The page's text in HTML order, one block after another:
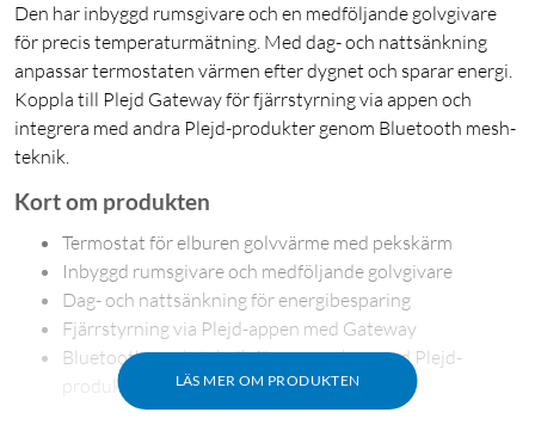
Den har inbyggd rumsgivare och en medföljande golvgivare
för precis temperaturmätning. Med dag- och nattsänkning
anpassar termostaten värmen efter dygnet och sparar energi.
Koppla till Plejd Gateway för fjärrstyrning via appen och
integrera med andra Plejd-produkter genom Bluetooth mesh-
teknik.
LÄS MER OM PRODUKTEN
Kort om produkten
Termostat för elburen golvvärme med pekskärm
Inbyggd rumsgivare och medföljande golvgivare
Dag- och nattsänkning för energibesparing
Fjärrstyrning via Plejd-appen med Gateway
Bluetooth mesh-teknik för samverkan med Plejd-
produkter